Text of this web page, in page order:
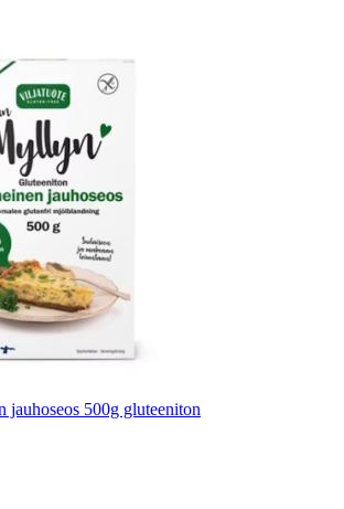
jauhoseos 500g gluteeniton